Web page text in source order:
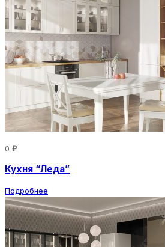
0 ₽
Кухня “Леда”
Подробнее